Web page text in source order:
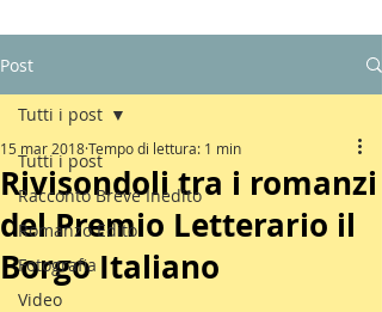
Post
Tutti i post
Racconto Breve Inedito
Romanzo Edito
Fotografia
Video
Tutti i post
Rivisondoli tra i romanzi
del Premio Letterario il
Borgo Italiano
15 mar 2018Tempo di lettura: 1 min